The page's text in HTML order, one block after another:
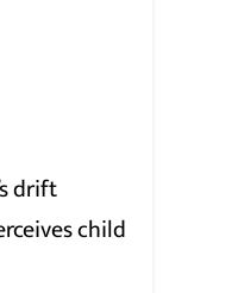
drift
child